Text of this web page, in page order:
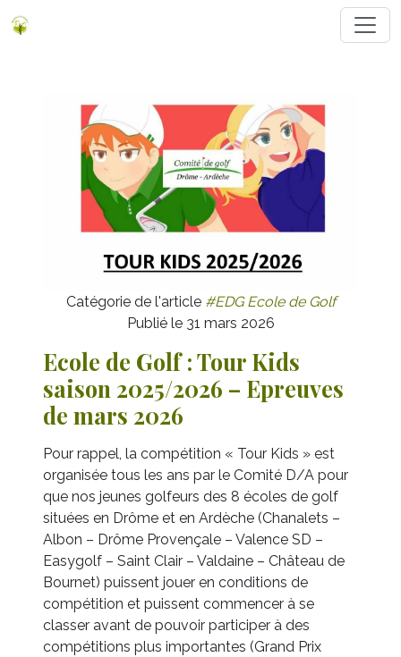
Catégorie de l'article #EDG Ecole de Golf
Publié le 31 mars 2026
Ecole de Golf : Tour Kids
saison 2025/2026 – Epreuves
de mars 2026
Pour rappel, la compétition « Tour Kids » est
organisée tous les ans par le Comité D/A pour
que nos jeunes golfeurs des 8 écoles de golf
situées en Drôme et en Ardèche (Chanalets –
Albon – Drôme Provençale – Valence SD –
Easygolf – Saint Clair – Valdaine – Château de
Bournet) puissent jouer en conditions de
compétition et puissent commencer à se
classer avant de pouvoir participer à des
compétitions plus importantes (Grand Prix